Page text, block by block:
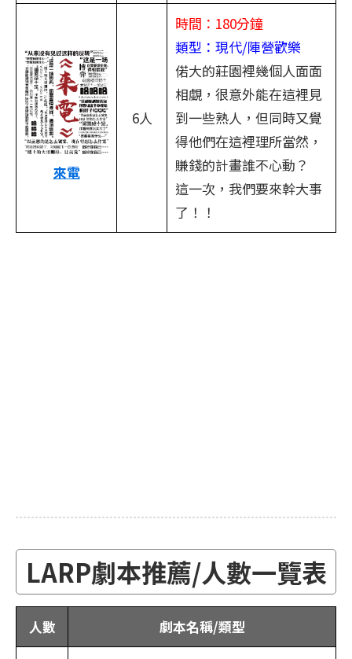
來電
6人
時間：180分鐘
類型：現代/陣營歡樂
偌大的莊園裡幾個人面面
相覷，很意外能在這裡見
到一些熟人，但同時又覺
得他們在這裡理所當然，
賺錢的計畫誰不心動？
這一次，我們要來幹大事
了！！
LARP劇本推薦/人數一覽表
人數 劇本名稱/類型